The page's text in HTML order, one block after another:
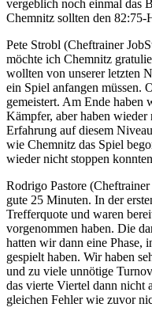
vergeblich noch einmal das
Chemnitz sollten den 82:75-
Pete Strobl (Cheftrainer
möchte ich Chemnitz
wollten von unserer letzten
ein Spiel anfangen müssen.
gemeistert. Am Ende
Kämpfer, aber haben wieder
Erfahrung auf diesem
wie Chemnitz das Spiel
wieder nicht stoppen
Rodrigo Pastore
gute 25 Minuten. In der
Trefferquote und waren
vorgenommen haben. Die
hatten wir dann eine Phase,
gespielt haben. Wir haben
und zu viele unnötige
das vierte Viertel dann nicht
gleichen Fehler wie zuvor